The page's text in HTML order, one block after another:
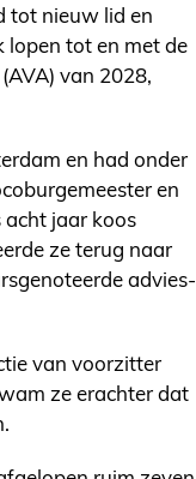
tot nieuw lid en
lopen tot en met de
van 2028,
en had onder
en
acht jaar koos
ze terug naar
advies-
van voorzitter
ze erachter dat